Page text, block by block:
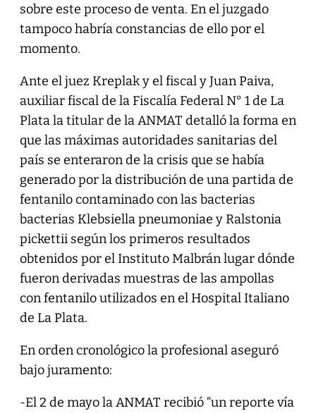
sobre este proceso de venta. En el juzgado
tampoco habría constancias de ello por el
momento.
Ante el juez Kreplak y el fiscal y Juan Paiva,
auxiliar fiscal de la Fiscalía Federal N° 1 de La
Plata la titular de la ANMAT detalló la forma en
que las máximas autoridades sanitarias del
país se enteraron de la crisis que se había
generado por la distribución de una partida de
fentanilo contaminado con las bacterias
bacterias Klebsiella pneumoniae y Ralstonia
pickettii según los primeros resultados
obtenidos por el Instituto Malbrán lugar dónde
fueron derivadas muestras de las ampollas
con fentanilo utilizados en el Hospital Italiano
de La Plata.
En orden cronológico la profesional aseguró
bajo juramento:
-El 2 de mayo la ANMAT recibió “un reporte vía